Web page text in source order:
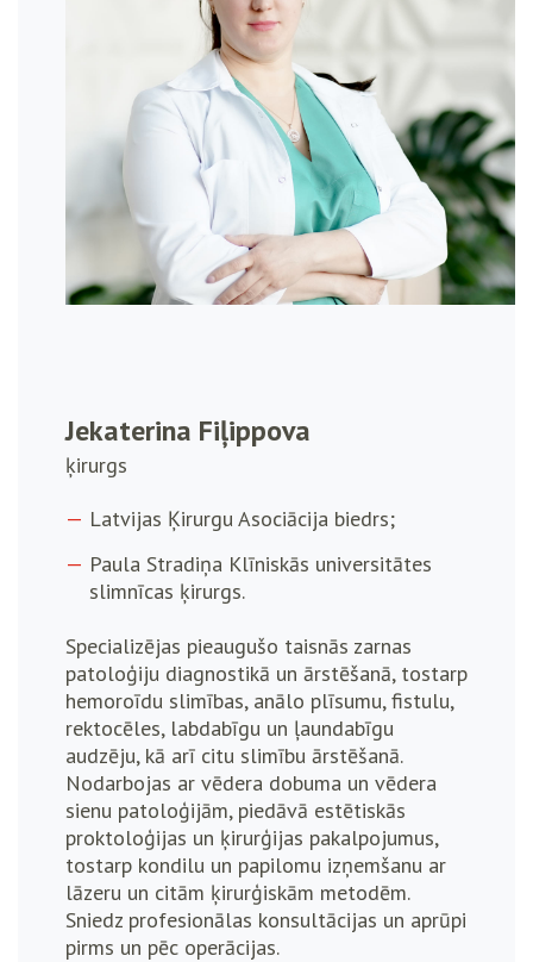
Jekaterina Fiļippova
ķirurgs
Latvijas Ķirurgu Asociācija biedrs;
Paula Stradiņa Klīniskās universitātes
slimnīcas ķirurgs.
Specializējas pieaugušo taisnās zarnas
patoloģiju diagnostikā un ārstēšanā, tostarp
hemoroīdu slimības, anālo plīsumu, fistulu,
rektocēles, labdabīgu un ļaundabīgu
audzēju, kā arī citu slimību ārstēšanā.
Nodarbojas ar vēdera dobuma un vēdera
sienu patoloģijām, piedāvā estētiskās
proktoloģijas un ķirurģijas pakalpojumus,
tostarp kondilu un papilomu izņemšanu ar
lāzeru un citām ķirurģiskām metodēm.
Sniedz profesionālas konsultācijas un aprūpi
pirms un pēc operācijas.